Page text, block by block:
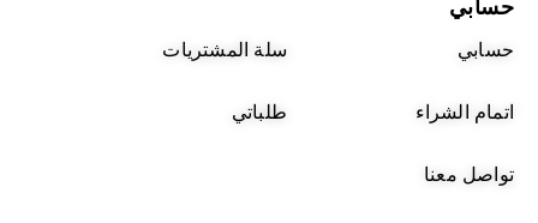
حسابي
حسابي سلة المشتريات
اتمام الشراء طلباتي
تواصل معنا